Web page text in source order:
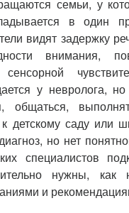
семьи, у
в один
видят задержку
внимания,
у невролога,
общаться,
к детскому саду или
но нет
специалистов
нужны, как
и